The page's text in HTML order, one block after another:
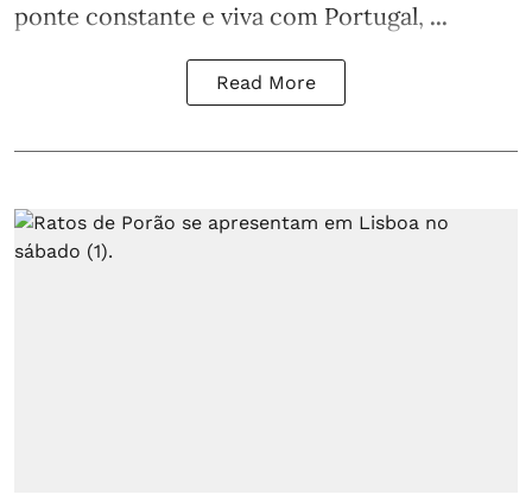
ponte constante e viva com Portugal, ...
Read More